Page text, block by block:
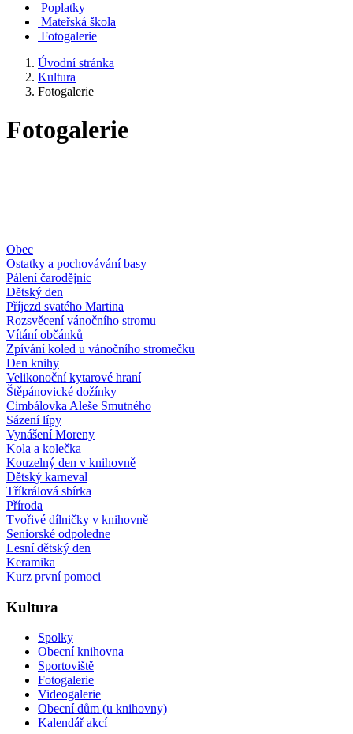
Poplatky
Mateřská škola
Fotogalerie
Úvodní stránka
Kultura
Fotogalerie
Fotogalerie
Obec
Ostatky a pochovávání basy
Pálení čarodějnic
Dětský den
Příjezd svatého Martina
Rozsvěcení vánočního stromu
Vítání občánků
Zpívání koled u vánočního stromečku
Den knihy
Velikonoční kytarové hraní
Štěpánovické dožínky
Cimbálovka Aleše Smutného
Sázení lípy
Vynášení Moreny
Kola a kolečka
Kouzelný den v knihovně
Dětský karneval
Tříkrálová sbírka
Příroda
Tvořivé dílničky v knihovně
Seniorské odpoledne
Lesní dětský den
Keramika
Kurz první pomoci
Kultura
Spolky
Obecní knihovna
Sportoviště
Fotogalerie
Videogalerie
Obecní dům (u knihovny)
Kalendář akcí